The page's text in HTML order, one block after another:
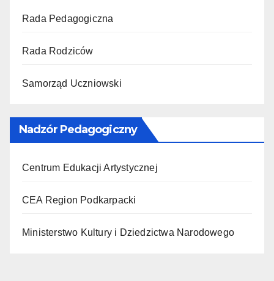
Rada Pedagogiczna
Rada Rodziców
Samorząd Uczniowski
Nadzór Pedagogiczny
Centrum Edukacji Artystycznej
CEA Region Podkarpacki
Ministerstwo Kultury i Dziedzictwa Narodowego